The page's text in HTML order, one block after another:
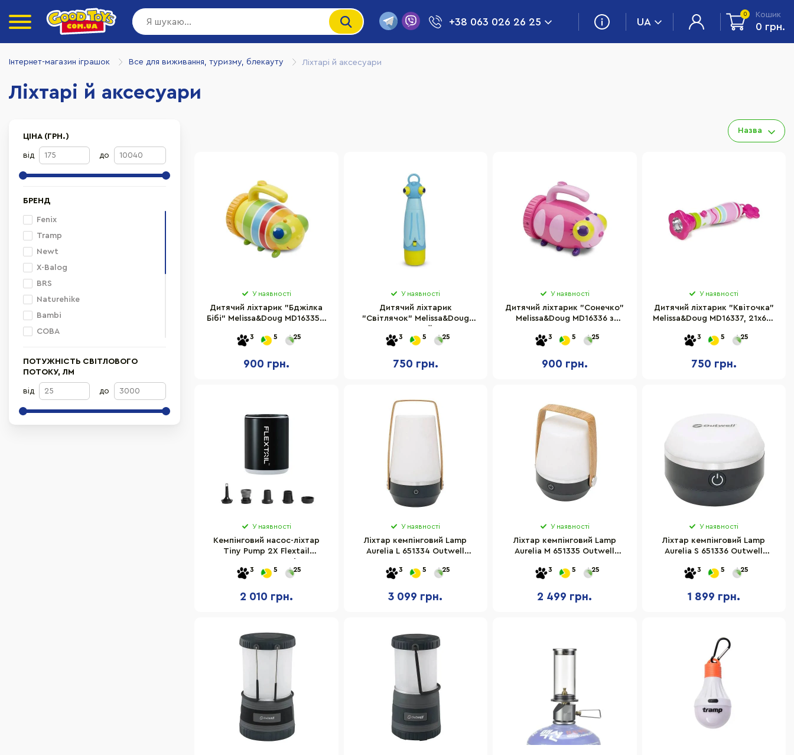
+38 063 026 26 25 UA
0 Кошик
0 грн.
Інтернет-магазин іграшок Все для виживання, туризму, блекауту Ліхтарі й аксесуари
Ліхтарі й аксесуари
ЦІНА (ГРН.)
від до
БРЕНД
Fenix
Tramp
Newt
X-Balog
BRS
Naturehike
Bambi
COBA
HAPE
Neo Tools
Mountain Goat
Flextail
ПОТУЖНІСТЬ СВІТЛОВОГО
ПОТОКУ, ЛМ
від до
Назва
У наявності
Дитячий ліхтарик "Бджілка
Бібі" Melissa&Doug MD16335 з
3 5 25
900 грн.
У наявності
Дитячий ліхтарик
"Світлячок" Melissa&Doug
3 5 25
750 грн.
У наявності
Дитячий ліхтарик "Сонечко"
Melissa&Doug MD16336 з
3 5 25
900 грн.
У наявності
Дитячий ліхтарик "Квіточка"
Melissa&Doug MD16337, 21х6х6
3 5 25
750 грн.
У наявності
Кемпінговий насос-ліхтар
Tiny Pump 2X Flextail
3 5 25
2 010 грн.
У наявності
Ліхтар кемпінговий Lamp
Aurelia L 651334 Outwell
3 5 25
3 099 грн.
У наявності
Ліхтар кемпінговий Lamp
Aurelia M 651335 Outwell
3 5 25
2 499 грн.
У наявності
Ліхтар кемпінговий Lamp
Aurelia S 651336 Outwell
3 5 25
1 899 грн.